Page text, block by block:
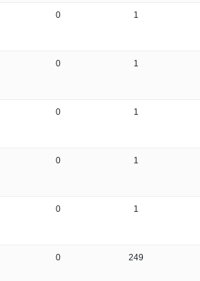
0 1
0 1
0 1
0 1
0 1
0 249